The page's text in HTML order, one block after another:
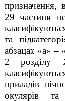
призначення,
29 частини
та
абзацах «а» –
2
приладів
окулярів та